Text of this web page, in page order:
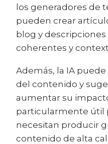
los generadores de
pueden crear
blog y
coherentes y
Además, la IA
del contenido y
aumentar su
particularmente útil
necesitan producir
contenido de alta